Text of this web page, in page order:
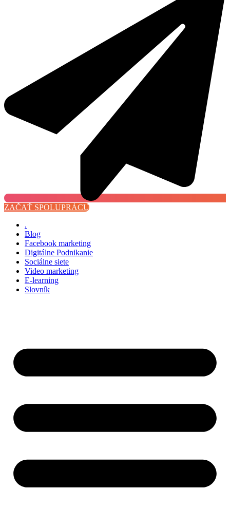
ZAČAŤ SPOLUPRÁCU
.
Blog
Facebook marketing
Digitálne Podnikanie
Sociálne siete
Video marketing
E-learning
Slovník